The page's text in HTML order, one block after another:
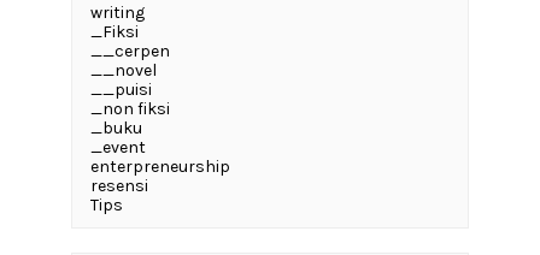
writing
_Fiksi
__cerpen
__novel
__puisi
_non fiksi
_buku
_event
enterpreneurship
resensi
Tips